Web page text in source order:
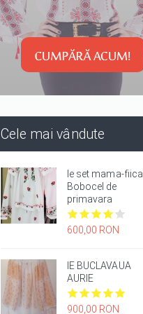
Cele mai vândute
Ie set mama-fiica
Bobocel de
primavara
it
it
it
it
it
600,00 RON
IE BUCLAVAUA
AURIE
it it it it it
900,00 RON